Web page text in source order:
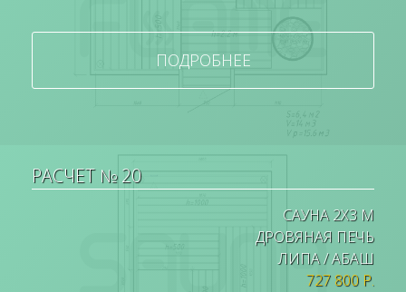
ПОДРОБНЕЕ
РАСЧЕТ № 20
САУНА 2Х3 М
ДРОВЯНАЯ ПЕЧЬ
ЛИПА / АБАШ
727 800 Р.